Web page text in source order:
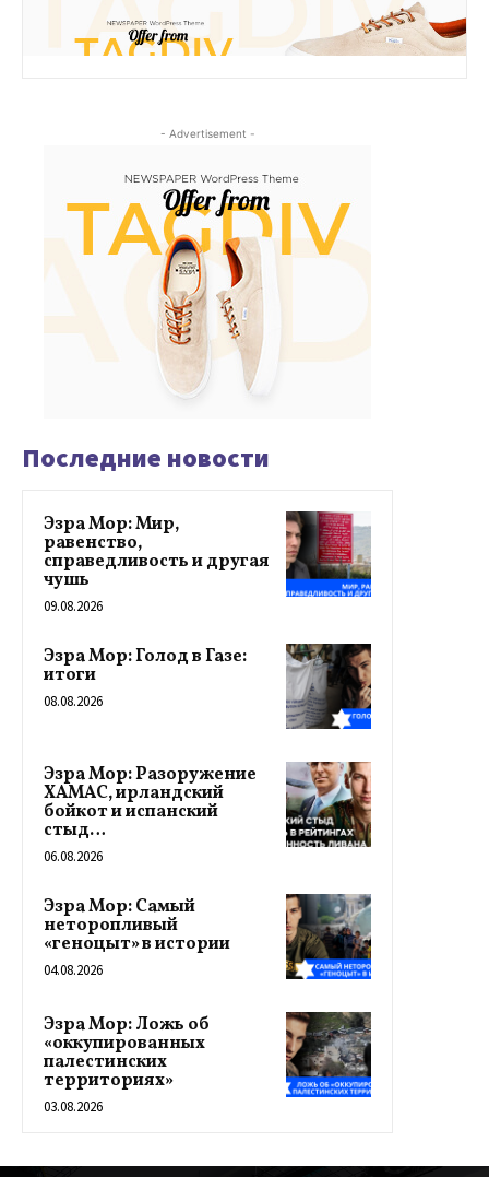
- Advertisement -
Последние новости
Эзра Мор: Мир,
равенство,
справедливость и другая
чушь
09.08.2026
Эзра Мор: Голод в Газе:
итоги
08.08.2026
Эзра Мор: Разоружение
ХАМАС, ирландский
бойкот и испанский
стыд…
06.08.2026
Эзра Мор: Самый
неторопливый
«геноцыт» в истории
04.08.2026
Эзра Мор: Ложь об
«оккупированных
палестинских
территориях»
03.08.2026